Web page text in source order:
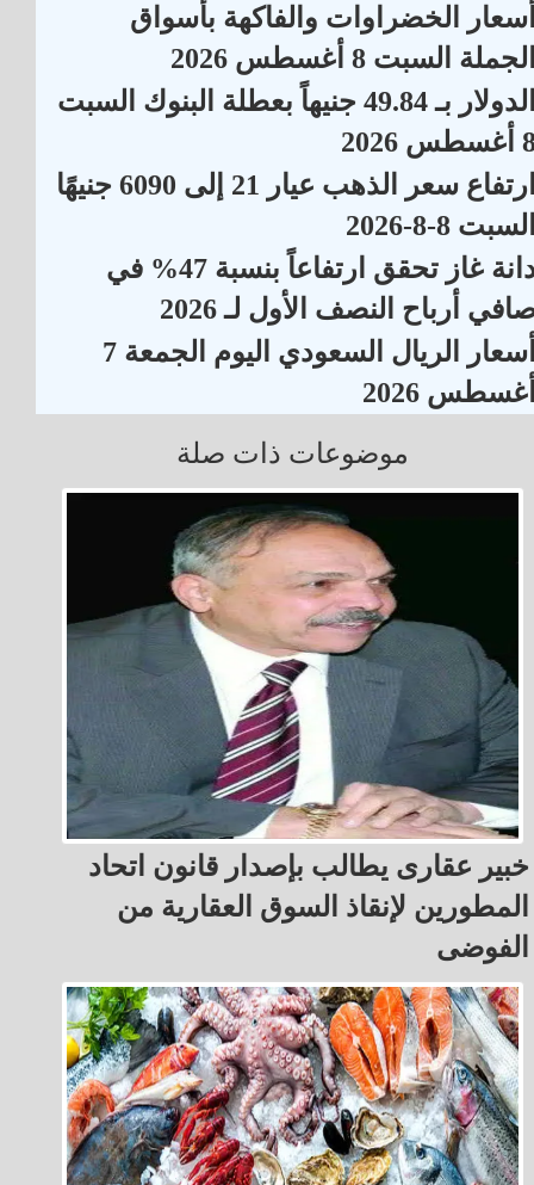
الخضراوات والفاكهة بأسواق
السبت 8 أغسطس 2026
الدولار بـ 49.84 جنيهاً بعطلة البنوك السبت
2026
ارتفاع سعر الذهب عيار 21 إلى 6090 جنيهًا
8-8-2026
دانة غاز تحقق ارتفاعاً بنسبة 47% في
أرباح النصف الأول لـ 2026
أسعار الريال السعودي اليوم الجمعة 7
2026
موضوعات ذات صلة
خبير عقارى يطالب بإصدار قانون اتحاد
المطورين لإنقاذ السوق العقارية من
الفوضى